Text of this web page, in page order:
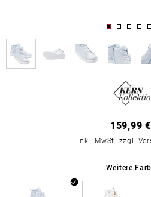
159,99
inkl. MwSt. zzgl.
Weitere